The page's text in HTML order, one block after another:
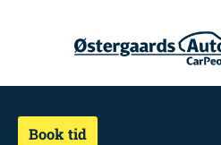
Book tid